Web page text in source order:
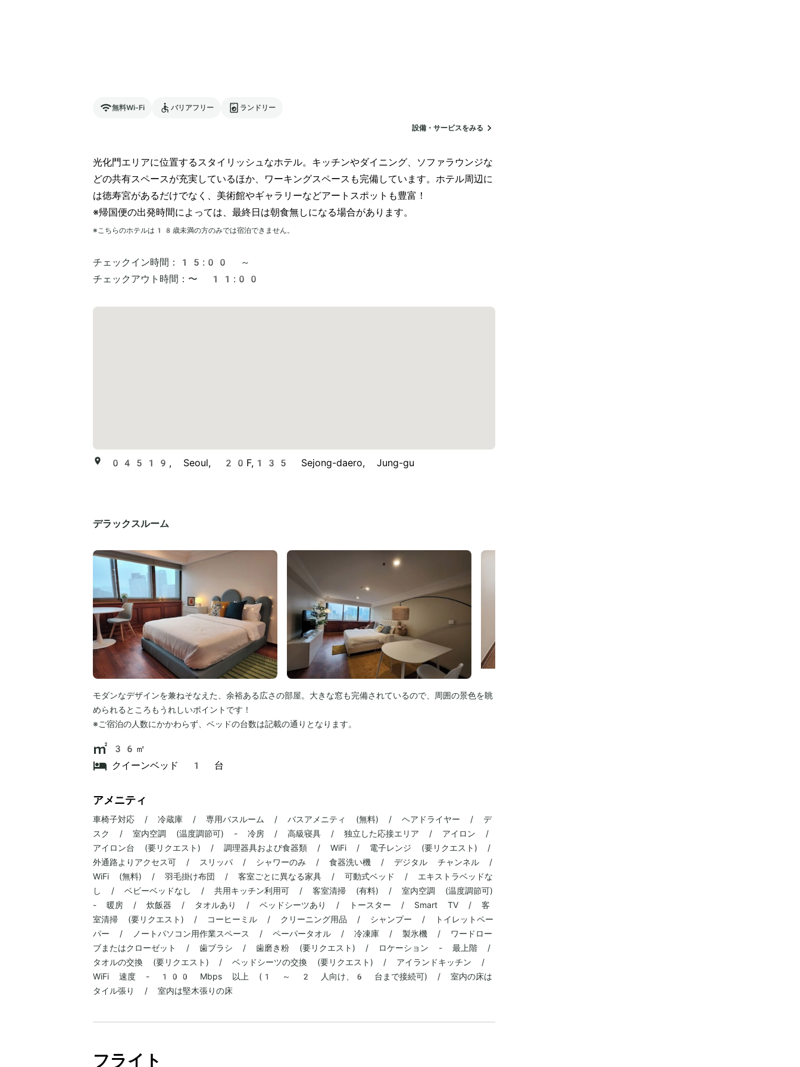
無料Wi-Fi バリアフリー ランドリー
設備・サービスをみる
光化門エリアに位置するスタイリッシュなホテル。キッチンやダイニング、ソファラウンジな
どの共有スペースが充実しているほか、ワーキングスペースも完備しています。ホテル周辺に
は徳寿宮があるだけでなく、美術館やギャラリーなどアートスポットも豊富！
※帰国便の出発時間によっては、最終日は朝食無しになる場合があります。
※こちらのホテルは 18 歳未満の方のみでは宿泊できません。
チェックイン時間：
15:00 ～
チェックアウト時間： 〜 11:00
04519, Seoul, 20F,135 Sejong-daero, Jung-gu
デラックスルーム
モダンなデザインを兼ねそなえた、余裕ある広さの部屋。大きな窓も完備されているので、周囲の景色を眺
められるところもうれしいポイントです！
※ご宿泊の人数にかかわらず、ベッドの台数は記載の通りとなります。
36㎡
クイーンベッド 1 台
アメニティ
車椅子対応 / 冷蔵庫 / 専用バスルーム / バスアメニティ (無料) / ヘアドライヤー / デ
スク / 室内空調 (温度調節可) - 冷房 / 高級寝具 / 独立した応接エリア / アイロン /
アイロン台 (要リクエスト) / 調理器具および食器類 / WiFi / 電子レンジ (要リクエスト) /
外通路よりアクセス可 / スリッパ / シャワーのみ / 食器洗い機 / デジタル チャンネル /
WiFi (無料) / 羽毛掛け布団 / 客室ごとに異なる家具 / 可動式ベッド / エキストラベッドな
し / ベビーベッドなし / 共用キッチン利用可 / 客室清掃 (有料) / 室内空調 (温度調節可)
- 暖房 / 炊飯器 / タオルあり / ベッドシーツあり / トースター / Smart TV / 客
室清掃 (要リクエスト) / コーヒーミル / クリーニング用品 / シャンプー / トイレットペー
パー / ノートパソコン用作業スペース / ペーパータオル / 冷凍庫 / 製氷機 / ワードロー
ブまたはクローゼット / 歯ブラシ / 歯磨き粉 (要リクエスト) / ロケーション - 最上階 /
タオルの交換 (要リクエスト) / ベッドシーツの交換 (要リクエスト) / アイランドキッチン /
WiFi 速度 - 100 Mbps 以上 (1 ～ 2 人向け、6 台まで接続可) / 室内の床は
タイル張り / 室内は堅木張りの床
フライト